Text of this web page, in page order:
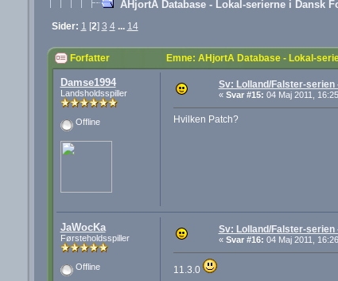
AHjortA Database - Lokal-serierne i Dansk
Sider: 1 [2] 3 4 ... 14
Forfatter Emne: AHjortA Database - Lokal-
Damse1994
Landsholdsspiller
Offline
Sv: Lolland/Falster-serien
« Svar #15: 04 Maj 2011,
Hvilken Patch?
JaWocKa
Førsteholdsspiller
Offline
Sv: Lolland/Falster-serien
« Svar #16: 04 Maj 2011,
11.3.0